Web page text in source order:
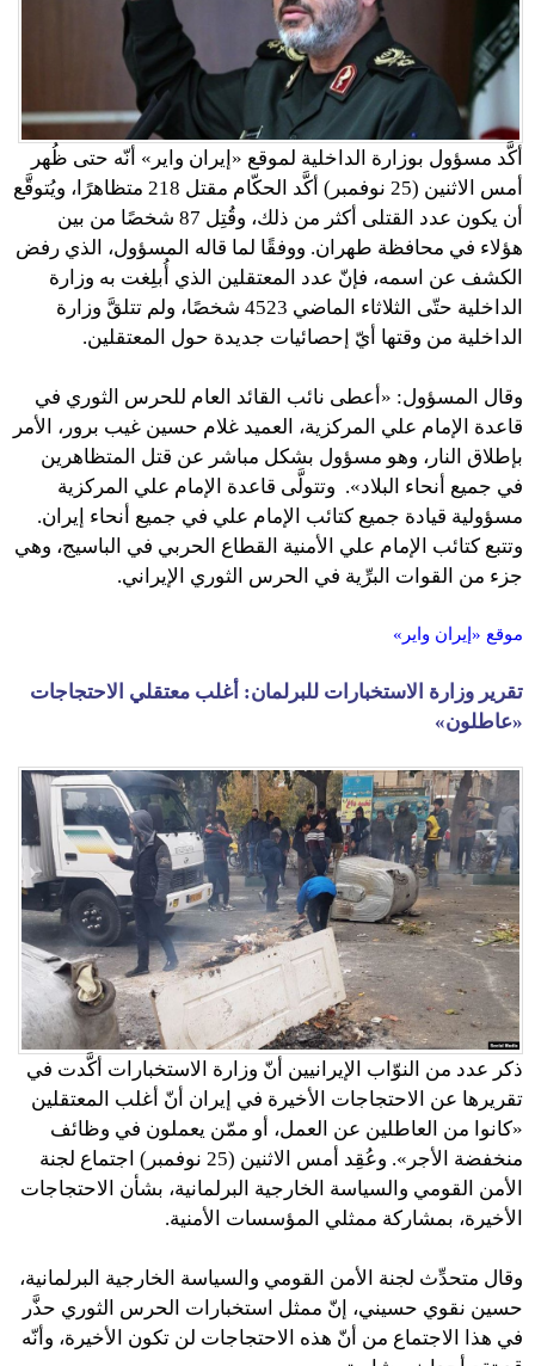
أكَّد مسؤول بوزارة الداخلية لموقع «إيران واير» أنّه حتى ظُهر
أمس الاثنين (25 نوفمبر) أكَّد الحكّام مقتل 218 متظاهرًا، ويُتوقَّع
أن يكون عدد القتلى أكثر من ذلك، وقُتِل 87 شخصًا من بين
هؤلاء في محافظة طهران. ووفقًا لما قاله المسؤول، الذي رفض
الكشف عن اسمه، فإنّ عدد المعتقلين الذي أُبلِغت به وزارة
الداخلية حتّى الثلاثاء الماضي 4523 شخصًا، ولم تتلقَّ وزارة
الداخلية من وقتها أيّ إحصائيات جديدة حول المعتقلين.
وقال المسؤول: «أعطى نائب القائد العام للحرس الثوري في
قاعدة الإمام علي المركزية، العميد غلام حسين غيب برور، الأمر
بإطلاق النار، وهو مسؤول بشكل مباشر عن قتل المتظاهرين
في جميع أنحاء البلاد». وتتولَّى قاعدة الإمام علي المركزية
مسؤولية قيادة جميع كتائب الإمام علي في جميع أنحاء إيران.
وتتبع كتائب الإمام علي الأمنية القطاع الحربي في الباسيج، وهي
جزء من القوات البرِّية في الحرس الثوري الإيراني.
موقع «إيران واير»
تقرير وزارة الاستخبارات للبرلمان: أغلب معتقلي الاحتجاجات
«عاطلون»
ذكر عدد من النوّاب الإيرانيين أنّ وزارة الاستخبارات أكَّدت في
تقريرها عن الاحتجاجات الأخيرة في إيران أنّ أغلب المعتقلين
«كانوا من العاطلين عن العمل، أو ممّن يعملون في وظائف
منخفضة الأجر». وعُقِد أمس الاثنين (25 نوفمبر) اجتماع لجنة
الأمن القومي والسياسة الخارجية البرلمانية، بشأن الاحتجاجات
الأخيرة، بمشاركة ممثلي المؤسسات الأمنية.
وقال متحدِّث لجنة الأمن القومي والسياسة الخارجية البرلمانية،
حسين نقوي حسيني، إنّ ممثل استخبارات الحرس الثوري حذَّر
في هذا الاجتماع من أنّ هذه الاحتجاجات لن تكون الأخيرة، وأنّه